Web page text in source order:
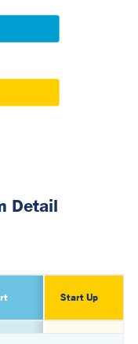
Detail
Start Up